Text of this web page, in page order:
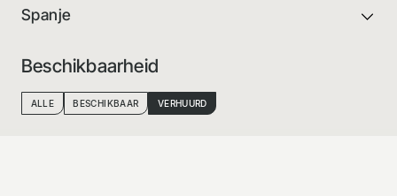
Spanje
Beschikbaarheid
ALLE BESCHIKBAAR VERHUURD